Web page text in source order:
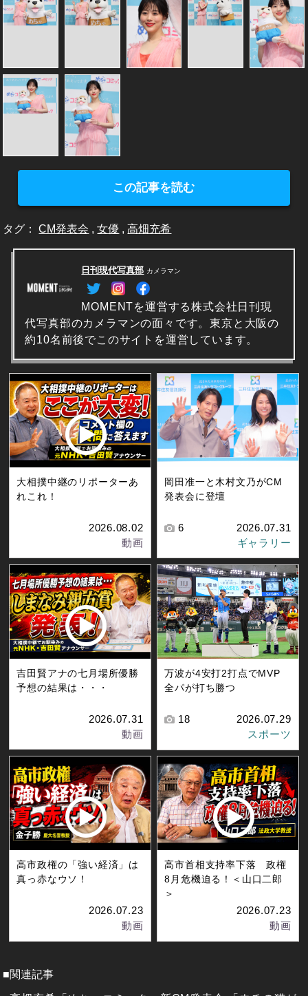
この記事を読む
タグ：CM発表会 ,女優 ,高畑充希
日刊現代写真部 カメラマン
MOMENTを運営する株式会社日刊現
代写真部のカメラマンの面々です。東京と大阪の
約10名前後でこのサイトを運営しています。
大相撲中継のリポーターあ
れこれ！
2026.08.02
動画
岡田准一と木村文乃がCM
発表会に登壇
6
2026.07.31
ギャラリー
吉田賢アナの七月場所優勝
予想の結果は・・・
2026.07.31
動画
万波が4安打2打点でMVP
全パが打ち勝つ
18
2026.07.29
スポーツ
高市政権の「強い経済」は
真っ赤なウソ！
2026.07.23
動画
高市首相支持率下落 政権
8月危機迫る！＜山口二郎
＞
2026.07.23
動画
■関連記事